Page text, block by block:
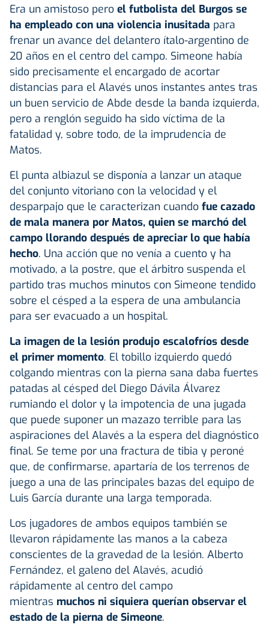
Era un amistoso pero el futbolista del Burgos se
ha empleado con una violencia inusitada para
frenar un avance del delantero ítalo-argentino de
20 años en el centro del campo. Simeone había
sido precisamente el encargado de acortar
distancias para el Alavés unos instantes antes tras
un buen servicio de Abde desde la banda izquierda,
pero a renglón seguido ha sido víctima de la
fatalidad y, sobre todo, de la imprudencia de
Matos.
El punta albiazul se disponía a lanzar un ataque
del conjunto vitoriano con la velocidad y el
desparpajo que le caracterizan cuando fue cazado
de mala manera por Matos, quien se marchó del
campo llorando después de apreciar lo que había
hecho. Una acción que no venía a cuento y ha
motivado, a la postre, que el árbitro suspenda el
partido tras muchos minutos con Simeone tendido
sobre el césped a la espera de una ambulancia
para ser evacuado a un hospital.
La imagen de la lesión produjo escalofríos desde
el primer momento. El tobillo izquierdo quedó
colgando mientras con la pierna sana daba fuertes
patadas al césped del Diego Dávila Álvarez
rumiando el dolor y la impotencia de una jugada
que puede suponer un mazazo terrible para las
aspiraciones del Alavés a la espera del diagnóstico
final. Se teme por una fractura de tibia y peroné
que, de confirmarse, apartaría de los terrenos de
juego a una de las principales bazas del equipo de
Luis García durante una larga temporada.
Los jugadores de ambos equipos también se
llevaron rápidamente las manos a la cabeza
conscientes de la gravedad de la lesión. Alberto
Fernández, el galeno del Alavés, acudió
rápidamente al centro del campo
mientras muchos ni siquiera querían observar el
estado de la pierna de Simeone.